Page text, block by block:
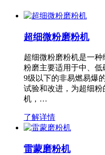
超细微粉磨粉机
超细微粉磨粉机是一
粉磨主要适用于中、
9级以下的非易燃易爆
试验和改进，为超细
机，…
了解详情
雷蒙磨粉机